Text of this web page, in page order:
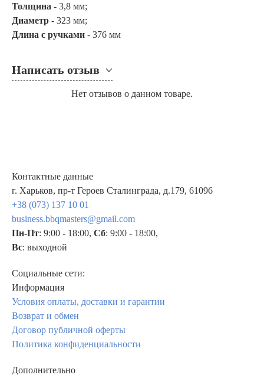
Толщина - 3,8 мм;
Диаметр - 323 мм;
Длина с ручками - 376 мм
Написать отзыв
Нет отзывов о данном товаре.
Контактные данные
г. Харьков, пр-т Героев Сталинграда, д.179, 61096
+38 (073) 137 10 01
business.bbqmasters@gmail.com
Пн-Пт: 9:00 - 18:00, Сб: 9:00 - 18:00,
Вс: выходной
Социальные сети:
Информация
Условия оплаты, доставки и гарантии
Возврат и обмен
Договор публичной оферты
Политика конфиденциальности
Дополнительно